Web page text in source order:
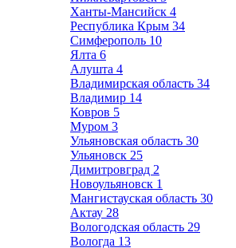
Ханты-Мансийск 4
Республика Крым 34
Симферополь 10
Ялта 6
Алушта 4
Владимирская область 34
Владимир 14
Ковров 5
Муром 3
Ульяновская область 30
Ульяновск 25
Димитровград 2
Новоульяновск 1
Мангистауская область 30
Актау 28
Вологодская область 29
Вологда 13